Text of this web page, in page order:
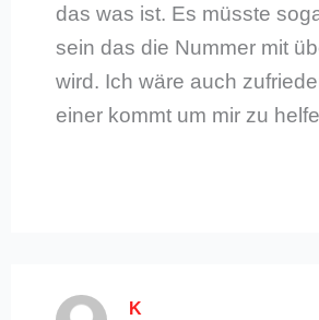
das was ist. Es müsste
sein das die Nummer mit
wird. Ich wäre auch
einer kommt um mir zu
K